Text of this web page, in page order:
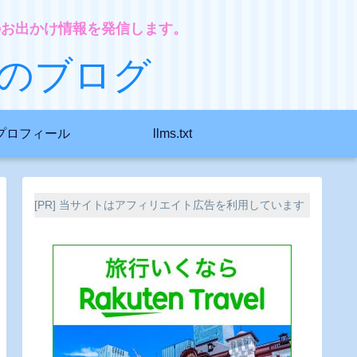
出かけ情報を発信します。
ブログ
ロフィール llms.txt
[PR] 当サイトはアフィリエイト広告を利用しています